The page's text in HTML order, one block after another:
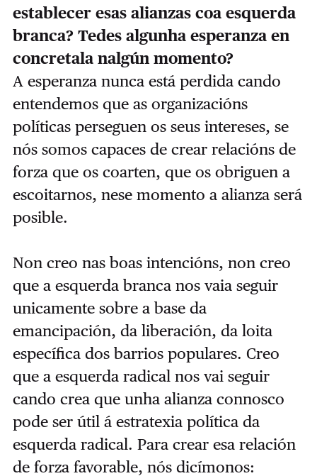
establecer esas alianzas coa esquerda
branca? Tedes algunha esperanza en
concretala nalgún momento?
A esperanza nunca está perdida cando
entendemos que as organizacións
políticas perseguen os seus intereses, se
nós somos capaces de crear relacións de
forza que os coarten, que os obriguen a
escoitarnos, nese momento a alianza será
posible.
Non creo nas boas intencións, non creo
que a esquerda branca nos vaia seguir
unicamente sobre a base da
emancipación, da liberación, da loita
específica dos barrios populares. Creo
que a esquerda radical nos vai seguir
cando crea que unha alianza connosco
pode ser útil á estratexia política da
esquerda radical. Para crear esa relación
de forza favorable, nós dicímonos: